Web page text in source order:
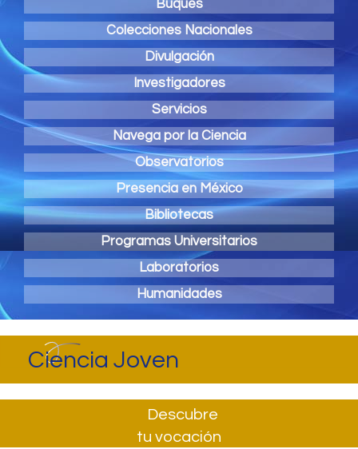
Buques
Colecciones Nacionales
Divulgación
Investigadores
Servicios
Navega por la Ciencia
Observatorios
Presencia en México
Bibliotecas
Programas Universitarios
Laboratorios
Humanidades
Ciencia Joven
Descubre
tu vocación